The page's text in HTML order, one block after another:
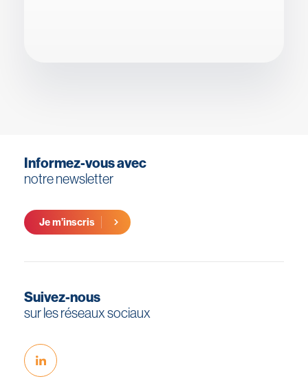
Informez-vous avec
notre newsletter
Je m’inscris
Suivez-nous
sur les réseaux sociaux